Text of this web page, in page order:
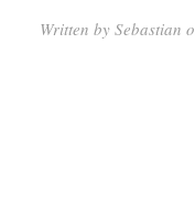
Written by Sebastian